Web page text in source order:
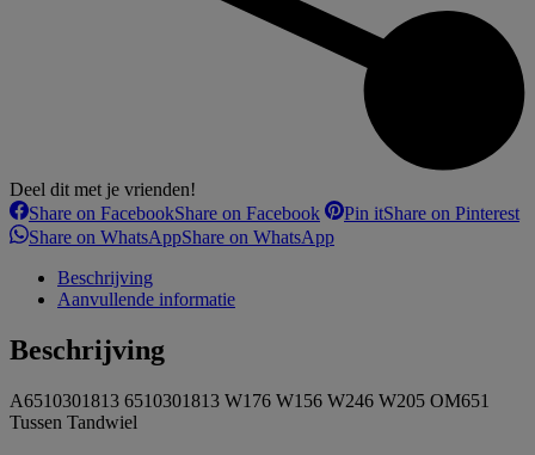
Deel dit met je vrienden!
Share on FacebookShare on Facebook Pin itShare on Pinterest
Share on WhatsAppShare on WhatsApp
Beschrijving
Aanvullende informatie
Beschrijving
A6510301813 6510301813 W176 W156 W246 W205 OM651
Tussen Tandwiel